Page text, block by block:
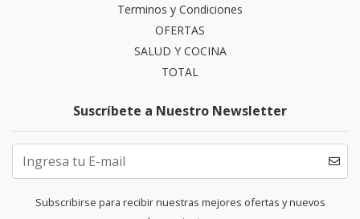
Terminos y Condiciones
OFERTAS
SALUD Y COCINA
TOTAL
Suscríbete a Nuestro Newsletter
Subscribirse para recibir nuestras mejores ofertas y nuevos